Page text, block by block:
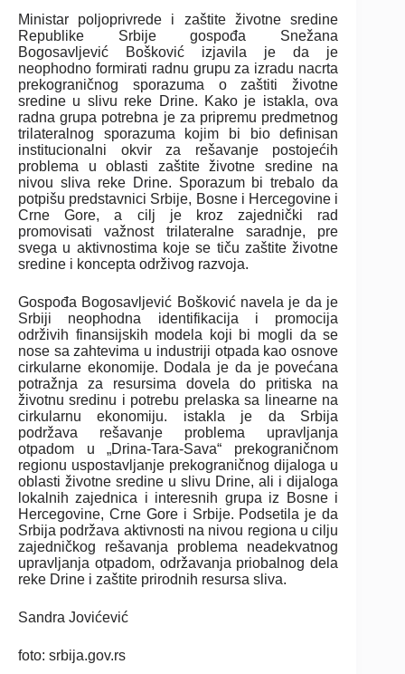
Ministar poljoprivrede i zaštite životne sredine
Republike Srbije gospođa Snežana
Bogosavljević Bošković izjavila je da je
neophodno formirati radnu grupu za izradu nacrta
prekograničnog sporazuma o zaštiti životne
sredine u slivu reke Drine. Kako je istakla, ova
radna grupa potrebna je za pripremu predmetnog
trilateralnog sporazuma kojim bi bio definisan
institucionalni okvir za rešavanje postojećih
problema u oblasti zaštite životne sredine na
nivou sliva reke Drine. Sporazum bi trebalo da
potpišu predstavnici Srbije, Bosne i Hercegovine i
Crne Gore, a cilj je kroz zajednički rad
promovisati važnost trilateralne saradnje, pre
svega u aktivnostima koje se tiču zaštite životne
sredine i koncepta održivog razvoja.
Gospođa Bogosavljević Bošković navela je da je
Srbiji neophodna identifikacija i promocija
održivih finansijskih modela koji bi mogli da se
nose sa zahtevima u industriji otpada kao osnove
cirkularne ekonomije. Dodala je da je povećana
potražnja za resursima dovela do pritiska na
životnu sredinu i potrebu prelaska sa linearne na
cirkularnu ekonomiju. istakla je da Srbija
podržava rešavanje problema upravljanja
otpadom u „Drina-Tara-Sava“ prekograničnom
regionu uspostavljanje prekograničnog dijaloga u
oblasti životne sredine u slivu Drine, ali i dijaloga
lokalnih zajednica i interesnih grupa iz Bosne i
Hercegovine, Crne Gore i Srbije. Podsetila je da
Srbija podržava aktivnosti na nivou regiona u cilju
zajedničkog rešavanja problema neadekvatnog
upravljanja otpadom, održavanja priobalnog dela
reke Drine i zaštite prirodnih resursa sliva.
Sandra Jovićević
foto: srbija.gov.rs